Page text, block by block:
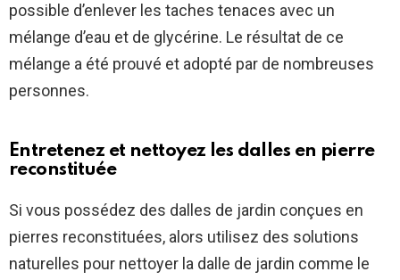
possible d’enlever les taches tenaces avec un
mélange d’eau et de glycérine. Le résultat de ce
mélange a été prouvé et adopté par de nombreuses
personnes.
Entretenez et nettoyez les dalles en pierre
reconstituée
Si vous possédez des dalles de jardin conçues en
pierres reconstituées, alors utilisez des solutions
naturelles pour nettoyer la dalle de jardin comme le